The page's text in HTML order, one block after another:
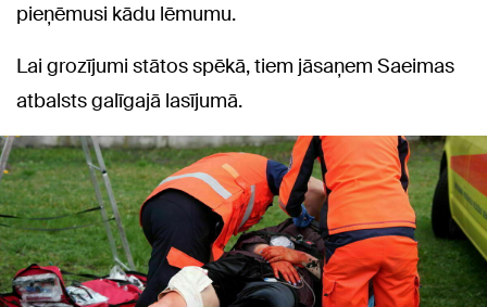
pieņēmusi kādu lēmumu.
Lai grozījumi stātos spēkā, tiem jāsaņem Saeimas
atbalsts galīgajā lasījumā.